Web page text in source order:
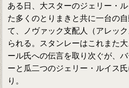
ある日、大スターのジェリー・
た多くのとりまきと共に一台の
て、ノヴァック支配人（アレッ
られる。スタンレーはこれまた
ール氏への伝言を取り次ぐが、
ーと瓜二つのジェリー・ルイス
り。